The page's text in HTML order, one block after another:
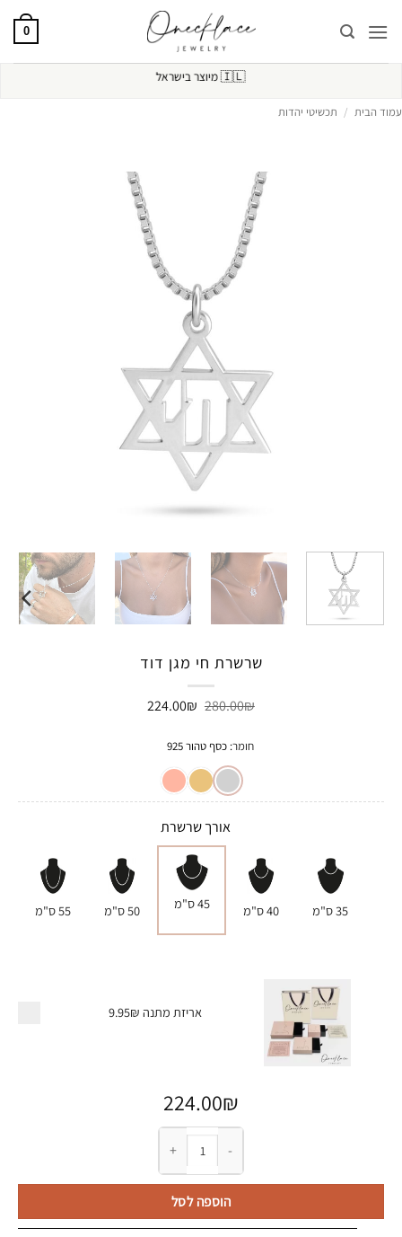
0
🇮🇱מיוצר בישראל
עמוד הבית / תכשיטי יהדות
שרשרת חי מגן דוד
280.00₪ המחיר
280.00₪.
224.00₪ המחיר
חומר:כסף טהור 925
אורך שרשרת
35 ס"מ 40 ס"מ 45 ס"מ 50 ס"מ 55 ס"מ
אריזת מתנה 9.95₪
224.00₪
כמות של שרשרת חי מגן דוד
הוספה לסל